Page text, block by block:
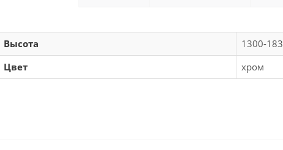
Высота
1300-
Цвет
хром